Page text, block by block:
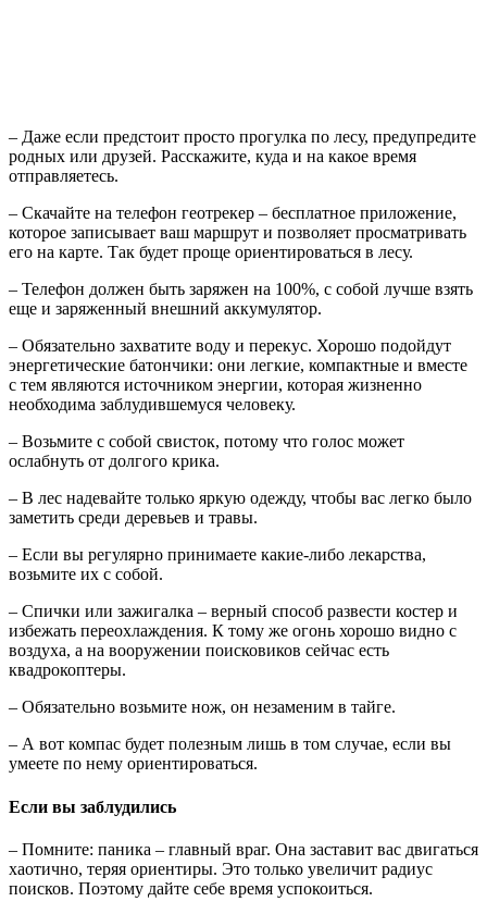
– Даже если предстоит просто прогулка по лесу, предупредите
родных или друзей. Расскажите, куда и на какое время
отправляетесь.
– Скачайте на телефон геотрекер – бесплатное приложение,
которое записывает ваш маршрут и позволяет просматривать
его на карте. Так будет проще ориентироваться в лесу.
– Телефон должен быть заряжен на 100%, с собой лучше взять
еще и заряженный внешний аккумулятор.
– Обязательно захватите воду и перекус. Хорошо подойдут
энергетические батончики: они легкие, компактные и вместе
с тем являются источником энергии, которая жизненно
необходима заблудившемуся человеку.
– Возьмите с собой свисток, потому что голос может
ослабнуть от долгого крика.
– В лес надевайте только яркую одежду, чтобы вас легко было
заметить среди деревьев и травы.
– Если вы регулярно принимаете какие-либо лекарства,
возьмите их с собой.
– Спички или зажигалка – верный способ развести костер и
избежать переохлаждения. К тому же огонь хорошо видно с
воздуха, а на вооружении поисковиков сейчас есть
квадрокоптеры.
– Обязательно возьмите нож, он незаменим в тайге.
– А вот компас будет полезным лишь в том случае, если вы
умеете по нему ориентироваться.
Если вы заблудились
– Помните: паника – главный враг. Она заставит вас двигаться
хаотично, теряя ориентиры. Это только увеличит радиус
поисков. Поэтому дайте себе время успокоиться.